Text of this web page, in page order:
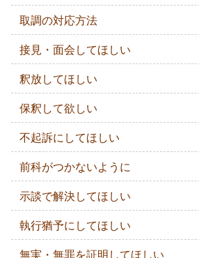
取調の対応方法
接見・面会してほしい
釈放してほしい
保釈して欲しい
不起訴にしてほしい
前科がつかないように
示談で解決してほしい
執行猶予にしてほしい
無実・無罪を証明してほしい